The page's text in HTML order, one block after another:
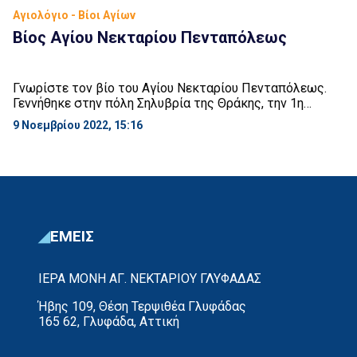
Αγιολόγιο - Βίοι Αγίων
Βίος Αγίου Νεκταρίου Πενταπόλεως
Γνωρίστε τον βίο του Αγίου Νεκταρίου Πενταπόλεως.
Γεννήθηκε στην πόλη Σηλυβρία της Θράκης, την 1η
Οκτωβρίου 1846.
9 Νοεμβρίου 2022, 15:16
ΕΜΕΙΣ
ΙΕΡΑ ΜΟΝΗ ΑΓ. ΝΕΚΤΑΡΙΟΥ ΓΛΥΦΑΔΑΣ
Ήβης 109, Θέση Τερψιθέα Γλυφάδας
165 62, Γλυφάδα, Αττική